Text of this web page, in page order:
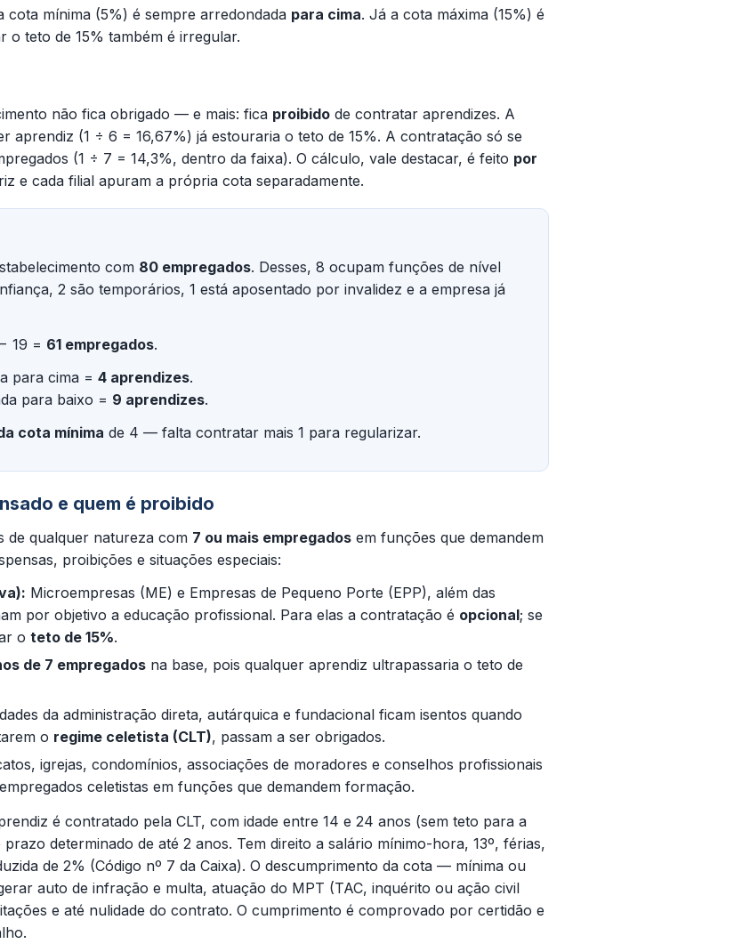
mínima (5%) é sempre arredondada para cima. Já a cota máxima (15%) é
o teto de 15% também é irregular.
não fica obrigado — e mais: fica proibido de contratar aprendizes. A
aprendiz (1 ÷ 6 = 16,67%) já estouraria o teto de 15%. A contratação só se
(1 ÷ 7 = 14,3%, dentro da faixa). O cálculo, vale destacar, é feito por
e cada filial apuram a própria cota separadamente.
com 80 empregados. Desses, 8 ocupam funções de nível
2 são temporários, 1 está aposentado por invalidez e a empresa já
19 = 61 empregados.
para cima = 4 aprendizes.
para baixo = 9 aprendizes.
cota mínima de 4 — falta contratar mais 1 para regularizar.
e quem é proibido
de qualquer natureza com 7 ou mais empregados em funções que demandem
proibições e situações especiais:
Microempresas (ME) e Empresas de Pequeno Porte (EPP), além das
por objetivo a educação profissional. Para elas a contratação é opcional; se
o teto de 15%.
de 7 empregados na base, pois qualquer aprendiz ultrapassaria o teto de
da administração direta, autárquica e fundacional ficam isentos quando
o regime celetista (CLT), passam a ser obrigados.
igrejas, condomínios, associações de moradores e conselhos profissionais
celetistas em funções que demandem formação.
é contratado pela CLT, com idade entre 14 e 24 anos (sem teto para a
determinado de até 2 anos. Tem direito a salário mínimo-hora, 13º, férias,
de 2% (Código nº 7 da Caixa). O descumprimento da cota — mínima ou
auto de infração e multa, atuação do MPT (TAC, inquérito ou ação civil
e até nulidade do contrato. O cumprimento é comprovado por certidão e